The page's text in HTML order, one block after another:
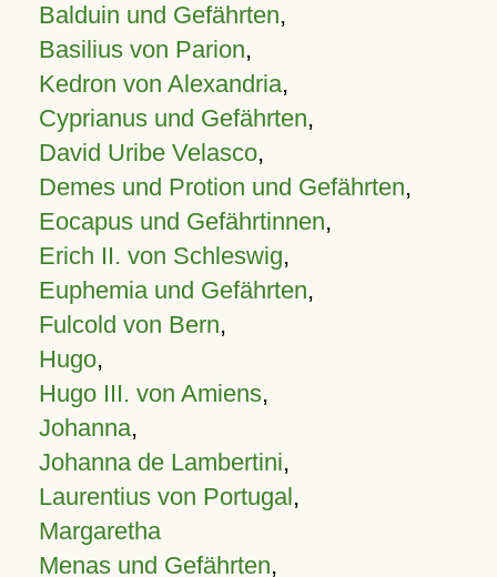
Balduin und Gefährten,
Basilius von Parion,
Kedron von Alexandria,
Cyprianus und Gefährten,
David Uribe Velasco,
Demes und Protion und Gefährten,
Eocapus und Gefährtinnen,
Erich II. von Schleswig,
Euphemia und Gefährten,
Fulcold von Bern,
Hugo,
Hugo III. von Amiens,
Johanna,
Johanna de Lambertini,
Laurentius von Portugal,
Margaretha
Menas und Gefährten,